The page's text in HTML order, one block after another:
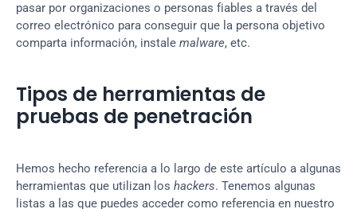
pasar por organizaciones o personas fiables a través del
correo electrónico para conseguir que la persona objetivo
comparta información, instale malware, etc.
Tipos de herramientas de
pruebas de penetración
Hemos hecho referencia a lo largo de este artículo a algunas
herramientas que utilizan los hackers. Tenemos algunas